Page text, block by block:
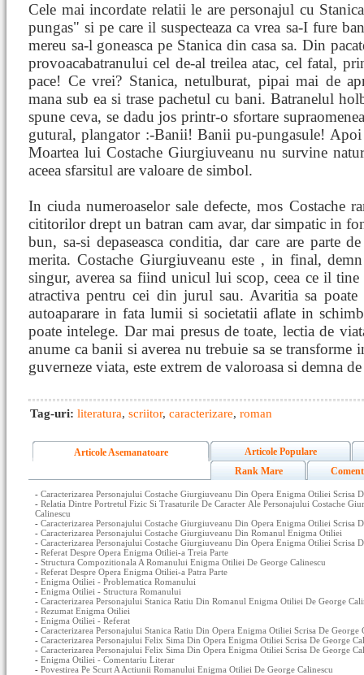
Cele mai incordate relatii le are personajul cu
pungas" si pe care il suspecteaza ca vrea sa-I fure
mereu sa-l goneasca pe Stanica din casa sa. Din
provoacabatranului cel de-al treilea atac, cel fatal,
pace! Ce vrei? Stanica, netulburat, pipai mai de
mana sub ea si trase pachetul cu bani. Batranelul
spune ceva, se dadu jos printr-o sfortare
gutural, plangator :-Banii! Banii pu-pungasule! Apoi
Moartea lui Costache Giurgiuveanu nu survine
aceea sfarsitul are valoare de simbol.
In ciuda numeroaselor sale defecte, mos Costache
cititorilor drept un batran cam avar, dar simpatic in
bun, sa-si depaseasca conditia, dar care are parte
merita. Costache Giurgiuveanu este , in final,
singur, averea sa fiind unicul lui scop, ceea ce il tine
atractiva pentru cei din jurul sau. Avaritia sa
autoaparare in fata lumii si societatii aflate in
poate intelege. Dar mai presus de toate, lectia de
anume ca banii si averea nu trebuie sa se transforme
guverneze viata, este extrem de valoroasa si demna
Tag-uri: literatura, scriitor, caracterizare, roman
Articole Asemanatoare
Articole Populare
Rank Mare
- Caracterizarea Personajului Costache Giurgiuveanu Din Opera Enigma Otiliei Scrisa
-Relatia Dintre Portretul Fizic Si Trasaturile De Caracter Ale Personajului Costache
Calinescu
- Caracterizarea Personajului Costache Giurgiuveanu Din Opera Enigma Otiliei Scrisa
- Caracterizarea Personajului Costache Giurgiuveanu Din Romanul Enigma Otiliei
- Caracterizarea Personajului Costache Giurgiuveanu Din Opera Enigma Otiliei Scrisa
- Referat Despre Opera Enigma Otiliei-a Treia Parte
- Structura Compozitionala A Romanului Enigma Otiliei De George Calinescu
- Referat Despre Opera Enigma Otiliei-a Patra Parte
- Enigma Otiliei - Problematica Romanului
- Enigma Otiliei - Structura Romanului
- Caracterizarea Personajului Stanica Ratiu Din Romanul Enigma Otiliei De George
- Rezumat Enigma Otiliei
- Enigma Otiliei - Referat
- Caracterizarea Personajului Stanica Ratiu Din Opera Enigma Otiliei Scrisa De George
- Caracterizarea Personajului Felix Sima Din Opera Enigma Otiliei Scrisa De George
- Caracterizarea Personajului Felix Sima Din Opera Enigma Otiliei Scrisa De George
- Enigma Otiliei - Comentariu Literar
- Povestirea Pe Scurt A Actiunii Romanului Enigma Otiliei De George Calinescu